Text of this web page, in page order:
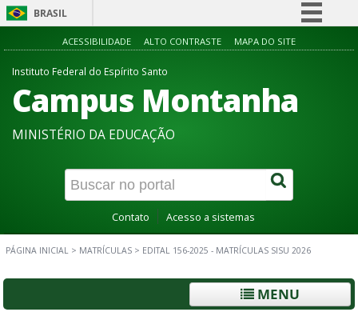
BRASIL
Simplifique!
Participe
Acesso à informação
Canais
ACESSIBILIDADE ALTO CONTRASTE MAPA DO SITE
Instituto Federal do Espírito Santo
Campus Montanha
MINISTÉRIO DA EDUCAÇÃO
Contato Acesso a sistemas
PÁGINA INICIAL > MATRÍCULAS > EDITAL 156-2025 - MATRÍCULAS SISU 2026
MENU